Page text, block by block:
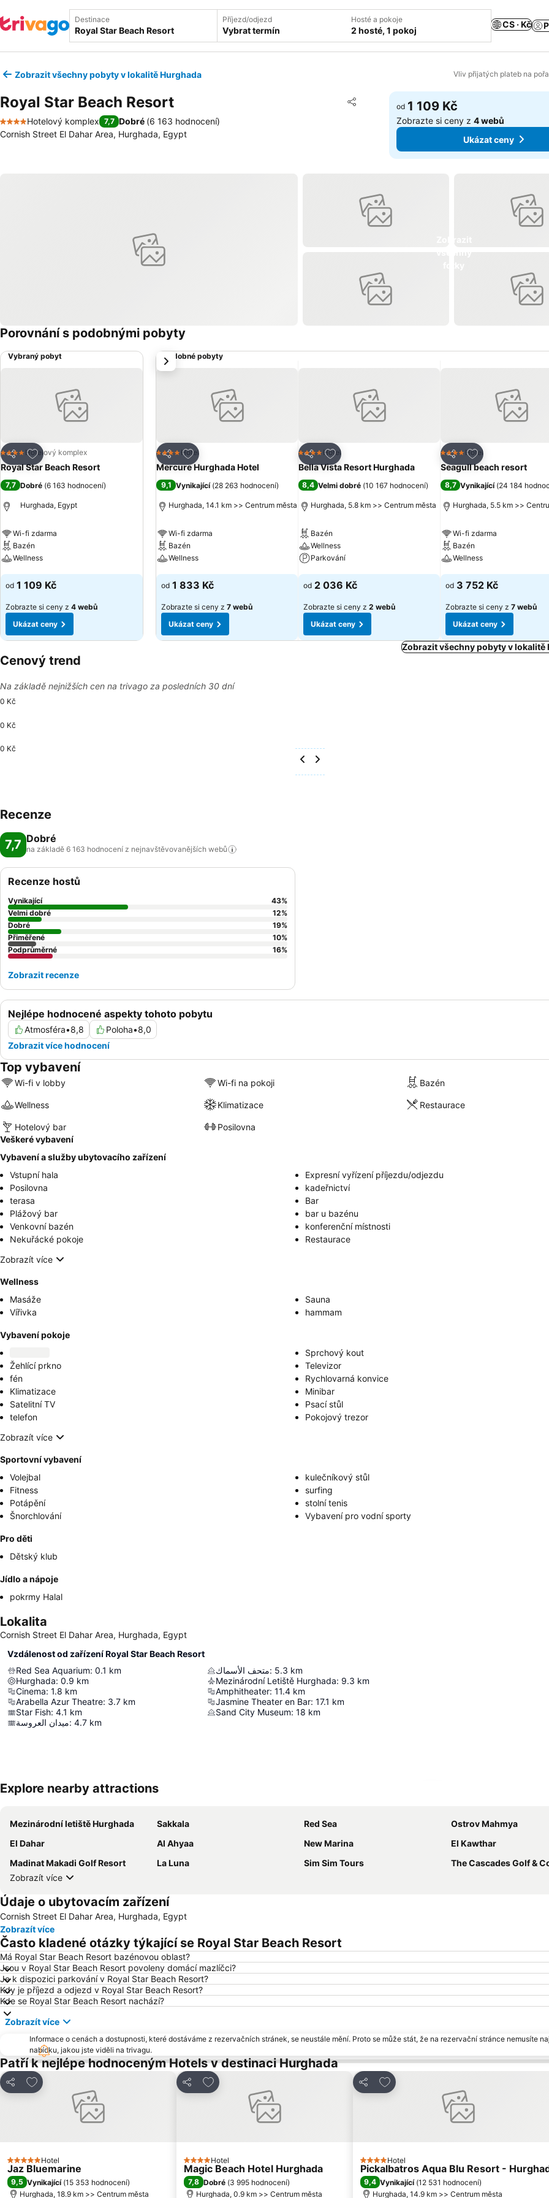
Destinace Příjezd/odjezd
Vybrat termín
Hosté a pokoje
2 hosté, 1 pokoj
CS · Kč
Zobrazit všechny pobyty v lokalitě Hurghada Vliv přijatých plateb na
Royal Star Beach Resort Sdílet
Přidat na seznam oblíbených hotelů
4 Počet hvězdiček
Hotelový komplex 7,7 Dobré (6 163 hodnocení)
Cornish Street El Dahar Area, Hurghada, Egypt
od 1 109 Kč
Zobrazte si ceny z4 webů
Ukázat ceny
Porovnání s podobnými pobyty
Vybraný pobyt
Sdílet
Přidat na seznam oblíbených hotelů
4 Počet hvězdiček
Hotelový komplex
Royal Star Beach Resort
7,7 Dobré (6 163 hodnocení)
Hurghada, Egypt
Wi-fi zdarma
Bazén
Wellness
Ukázat ceny
od 1 109 Kč
Zobrazte si ceny z 4 webů
Ukázat ceny
Podobné pobyty
Sdílet
Přidat na seznam oblíbených hotelů
4 Počet hvězdiček
Hotel
Mercure Hurghada Hotel
9,1 Vynikající (28 263 hodnocení)
Hurghada, 14.1 km >> Centrum města
Wi-fi zdarma
Bazén
Wellness
Ukázat ceny
od 1 833 Kč
Zobrazte si ceny z 7 webů
Ukázat ceny
Sdílet
Přidat na seznam oblíbených hotelů
4 Počet hvězdiček
Hotel
Bella Vista Resort Hurghada
8,4 Velmi dobré (10 167 hodnocení)
Hurghada, 5.8 km >> Centrum města
Bazén
Wellness
Parkování
Ukázat ceny
od 2 036 Kč
Zobrazte si ceny z 2 webů
Ukázat ceny
Sdílet
Přidat na seznam
4 Počet hvězdiček
Hotel
Seagull beach resort
8,7 Vynikající (24 184
Hurghada, 5.5 km >>
Wi-fi zdarma
Bazén
Wellness
Ukázat ceny
od 3 752 Kč
Zobrazte si ceny z 7 webů
Ukázat ceny
další
Zobrazit všechny pobyty v lokalitě
Cenový trend
Na základě nejnižších cen na trivago za posledních 30 dní
0 Kč
0 Kč
0 Kč
Recenze
7,7 Dobré
na základě 6 163 hodnocení z nejnavštěvovanějších webů
Nejlépe hodnocené aspekty tohoto pobytu
Atmosféra•8,8 Poloha•8,0
Zobrazit více hodnocení
Recenze hostů
Vynikající 43%
Velmi dobré
12%
Dobré
19%
Přiměřené
10%
Podprůměrné
16%
Zobrazit recenze
Top vybavení
Wi-fi v lobby Wi-fi na pokoji Bazén
Wellness Klimatizace Restaurace
Hotelový bar
Posilovna
Veškeré vybavení
Vybavení a služby ubytovacího zařízení
Vstupní hala
Expresní vyřízení příjezdu/odjezdu
Posilovna
kadeřnictví
terasa
Bar
Plážový bar
bar u bazénu
Venkovní bazén
konferenční místnosti
Nekuřácké pokoje
Restaurace
Zobrazít více
Wellness
Masáže
Sauna
Vířivka
hammam
Vybavení pokoje
Sprchový kout
Žehlící prkno
Televizor
fén
Rychlovarná konvice
Klimatizace
Minibar
Satelitní TV
Psací stůl
telefon
Pokojový trezor
Zobrazít více
Sportovní vybavení
Volejbal
kulečníkový stůl
Fitness
surfing
Potápění
stolní tenis
Šnorchlování
Vybavení pro vodní sporty
Pro děti
Dětský klub
Jídlo a nápoje
pokrmy Halal
Lokalita
Cornish Street El Dahar Area, Hurghada, Egypt
Vzdálenost od zařízení Royal Star Beach Resort
Red Sea Aquarium: 0.1 km
Hurghada: 0.9 km
Cinema: 1.8 km
Arabella Azur Theatre: 3.7 km
Star Fish: 4.1 km
ميدان العروسة: 4.7 km
متحف الأسماك: 5.3 km
Mezinárodní Letiště Hurghada: 9.3 km
Amphitheater: 11.4 km
Jasmine Theater en Bar: 17.1 km
Sand City Museum: 18 km
Explore nearby attractions
Mezinárodní letiště Hurghada Sakkala Red Sea
Ostrov Mahmya
El Dahar
Al Ahyaa New Marina
El Kawthar
Madinat Makadi Golf Resort
La Luna Sim Sim Tours
The Cascades Golf &
Zobrazít více
Údaje o ubytovacím zařízení
Cornish Street El Dahar Area, Hurghada, Egypt
Zobrazít více
Často kladené otázky týkající se Royal Star Beach Resort
Má Royal Star Beach Resort bazénovou oblast?
Jsou v Royal Star Beach Resort povoleny domácí mazlíčci?
Je k dispozici parkování v Royal Star Beach Resort?
Kdy je příjezd a odjezd v Royal Star Beach Resort?
Kde se Royal Star Beach Resort nachází?
Zobrazít více
Informace o cenách a dostupnosti, které dostáváme z rezervačních stránek, se neustále mění. Proto se může stát, že na rezervační stránce nemusíte
nabídku, jakou jste viděli na trivagu.
Patří k nejlépe hodnoceným Hotels v destinaci Hurghada
Sdílet
Přidat na seznam oblíbených hotelů
5 Počet hvězdiček
Hotel
Jaz Bluemarine
9,5 Vynikající (15 353 hodnocení)
Hurghada, 18.9 km >> Centrum města
Sdílet
Přidat na seznam oblíbených hotelů
4 Počet hvězdiček
Hotel
Magic Beach Hotel Hurghada
7,8 Dobré (3 995 hodnocení)
Hurghada, 0.9 km >> Centrum města
Sdílet
Přidat na seznam oblíbených hotelů
4 Počet hvězdiček
Hotel
Pickalbatros Aqua Blu Resort -
9,4 Vynikající (12 531 hodnocení)
Hurghada, 14.9 km >> Centrum města